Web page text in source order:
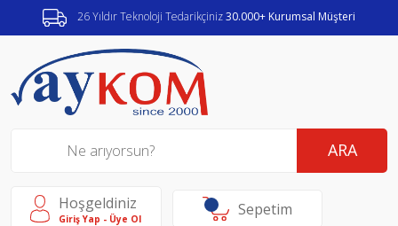
26 Yıldır Teknoloji Tedarikçiniz30.000+ Kurumsal Müşteri
ARA
Hoşgeldiniz
Giriş Yap - Üye Ol Sepetim